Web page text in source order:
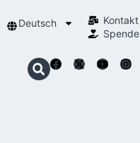
Deutsch
Kontakt
Spende